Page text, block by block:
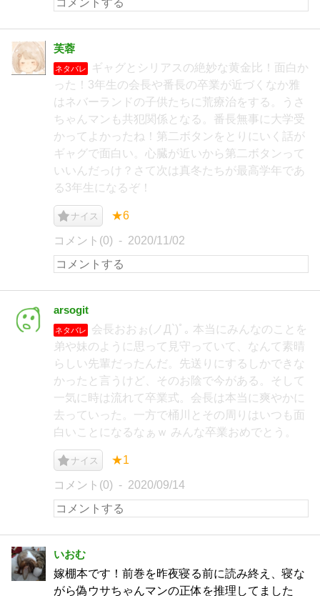
芙蓉
ネタバレ
ギャグとシリアスの絶妙な黄金比！面白か
った！3年生の会長や番長の卒業が近づくなか雅
はネバーランドの子供たちに荒療治をする。うさ
ちゃんマンも共犯関係となる。番長無事に大学受
かってよかったね！第二ボタンをとりにいく話が
ギャグで面白い。心臓が近いから第二ボタンって
いいんだっけ？さて次は真冬たちが最高学年であ
る3年生になるぞ！
ナイス ★6
コメント(0) 2020/11/02
arsogit
ネタバレ
会長おおぉ(ノД`)ﾟ｡ 本当にみんなのことを
弟や妹のように思って見守っていて、なんて素晴
らしい先輩だったんだ。先送りにするしかできな
かったと言うけど、そのお陰で今がある。そして
一気に時は流れて卒業式。会長は本当に爽やかに
去っていった。一方で桶川とその周りはいつも面
白いことになるなぁｗ みんな卒業おめでとう。
ナイス ★1
コメント(0) 2020/09/14
いおむ
嫁棚本です！前巻を昨夜寝る前に読み終え、寝な
がら偽ウサちゃんマンの正体を推理してました